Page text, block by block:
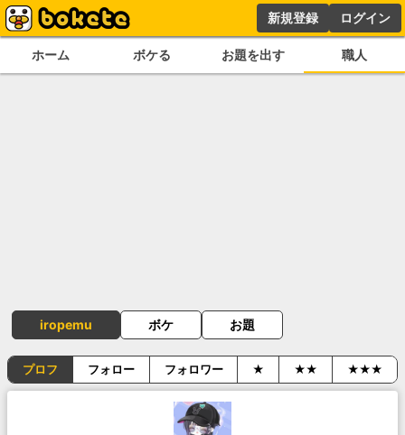
新規登録 ログイン
ホーム ボケる お題を出す 職人
iropemu ボケ お題
プロフ フォロー フォロワー ★ ★★ ★★★